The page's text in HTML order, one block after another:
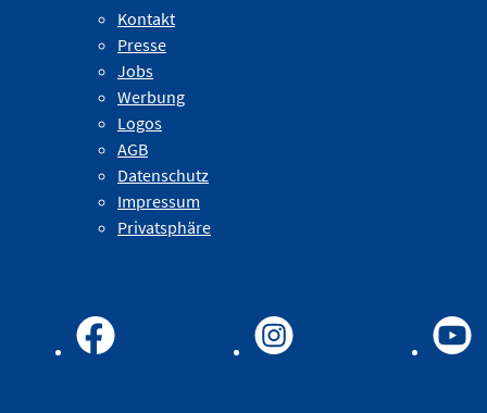
Kontakt
Presse
Jobs
Werbung
Logos
AGB
Datenschutz
Impressum
Privatsphäre